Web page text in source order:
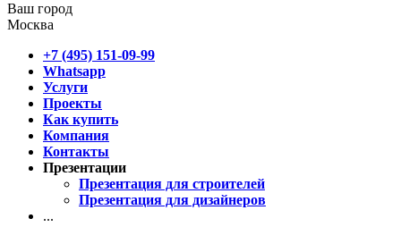
Ваш город
Москва
+7 (495) 151-09-99
Whatsapp
Услуги
Проекты
Как купить
Компания
Контакты
Презентации
Презентация для строителей
Презентация для дизайнеров
...